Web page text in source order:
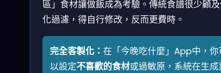
區」食材讓做飯成為考驗。傳統食譜很少顧
化過濾，得自行修改，反而更費時。
完全客製化： 在「今晚吃什麼」App中，你
以設定不喜歡的食材或過敏原，系統在生成